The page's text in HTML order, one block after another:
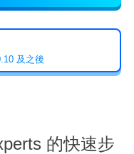
及之後
的快速步